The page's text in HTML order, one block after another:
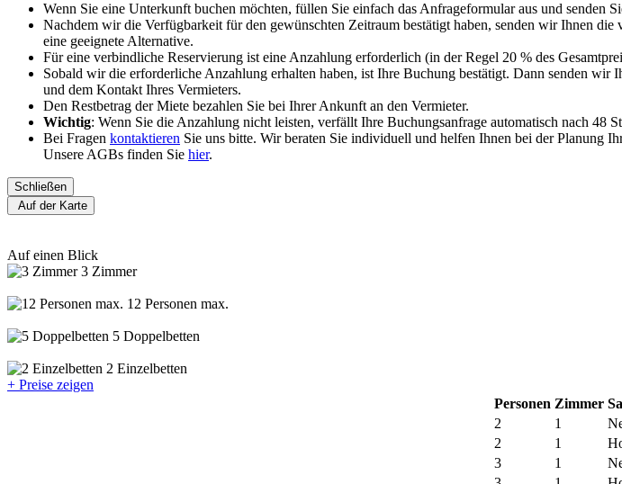
Wenn Sie eine Unterkunft buchen möchten, füllen Sie einfach das Anfrageformular aus und senden
Nachdem wir die Verfügbarkeit für den gewünschten Zeitraum bestätigt haben, senden wir Ihnen
eine geeignete Alternative.
Für eine verbindliche Reservierung ist eine Anzahlung erforderlich (in der Regel 20 % des
Sobald wir die erforderliche Anzahlung erhalten haben, ist Ihre Buchung bestätigt. Dann senden
und dem Kontakt Ihres Vermieters.
Den Restbetrag der Miete bezahlen Sie bei Ihrer Ankunft an den Vermieter.
Wichtig: Wenn Sie die Anzahlung nicht leisten, verfällt Ihre Buchungsanfrage automatisch nach 48
Bei Fragen kontaktieren Sie uns bitte. Wir beraten Sie individuell und helfen Ihnen bei der Planung
Unsere AGBs finden Sie hier.
Schließen
Auf der Karte
Auf einen Blick
3 Zimmer
12 Personen max.
5 Doppelbetten
2 Einzelbetten
+ Preise zeigen
Personen Zimmer
2
1
2
1
3
1